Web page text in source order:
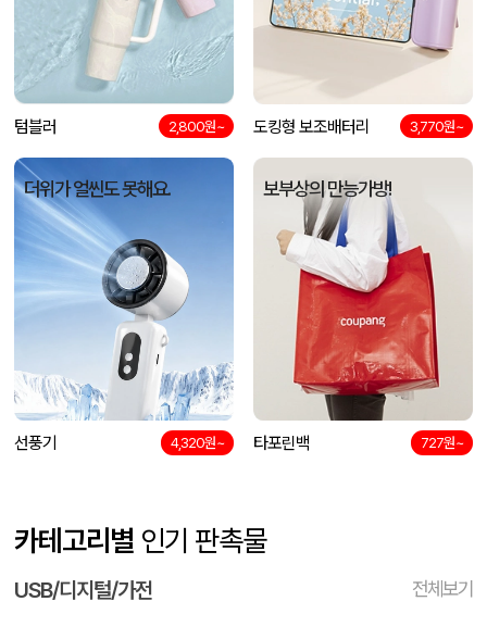
텀블러 2,800원~ 도킹형 보조배터리 3,770원~
더위가 얼씬도 못해요.
선풍기 4,320원~
보부상의 만능가방!
타포린백 727원~
카테고리별 인기 판촉물
USB/디지털/가전 전체보기